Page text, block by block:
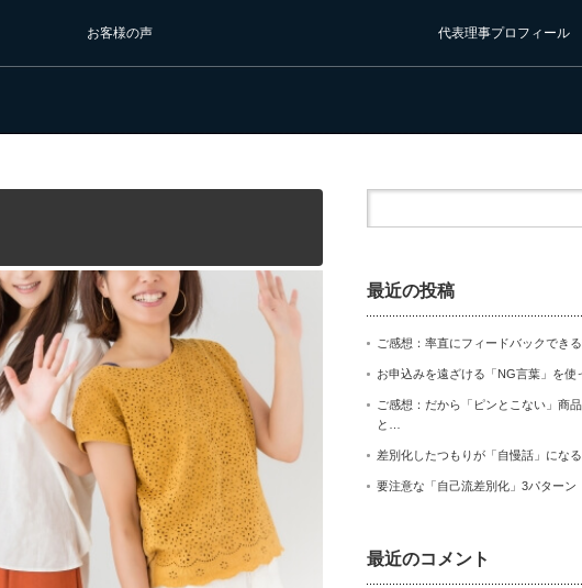
お客様の声 代表理事プロフィール
最近の投稿
ご感想：率直にフィードバックでき
お申込みを遠ざける「NG言葉」を使
ご感想：だから「ピンとこない」商
と…
差別化したつもりが「自慢話」にな
要注意な「自己流差別化」3パターン
最近のコメント